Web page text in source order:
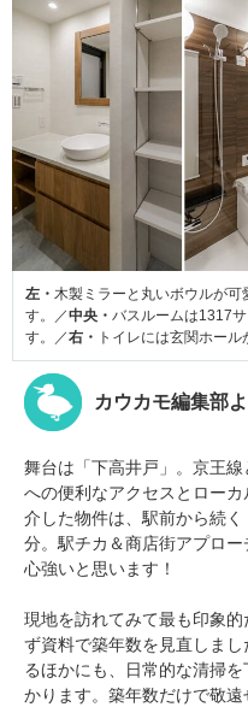
左・ 木製ミラーと丸いボウルが可
す。／中央・ バスルームは1317
す。／右・ トイレには玄関ホール
カウカモ編集部
舞台は「下高井戸」。京王
への便利なアクセスとロー
介した物件は、駅前から続
分。駅チカ＆商店街アプロ
心強いと思います！
現地を訪れてみて最も印象
ず資料で築年数を見直しま
るほかにも、日常的な清掃
かります。築年数だけで敬